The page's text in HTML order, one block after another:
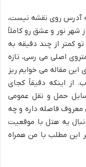
آدرس روی نقشه نیست،
شهر نور و عشق رو کاملاً
کمتر از چند دقیقه به
اصلی می رسی، تازه
مقاله می خوایم ریز
از اینکه دقیقاً کجای
حمل و نقل عمومی
معروف فاصله داره و چه
یه هتل با موقعیت
این مطلب با من همراه